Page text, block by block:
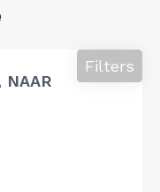
NAAR
Filters